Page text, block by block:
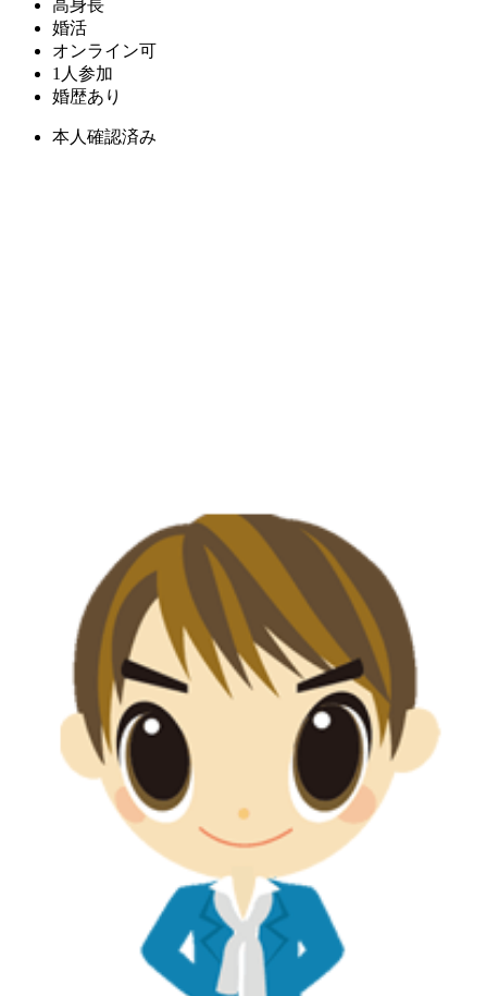
高身長
婚活
オンライン可
1人参加
婚歴あり
本人確認済み